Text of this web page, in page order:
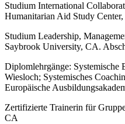
Studium International
Humanitarian Aid Study
Studium Leadership,
Saybrook University, CA.
Diplomlehrgänge: Systemische
Wiesloch; Systemisches
Europäische
Zertifizierte Trainerin für
CA